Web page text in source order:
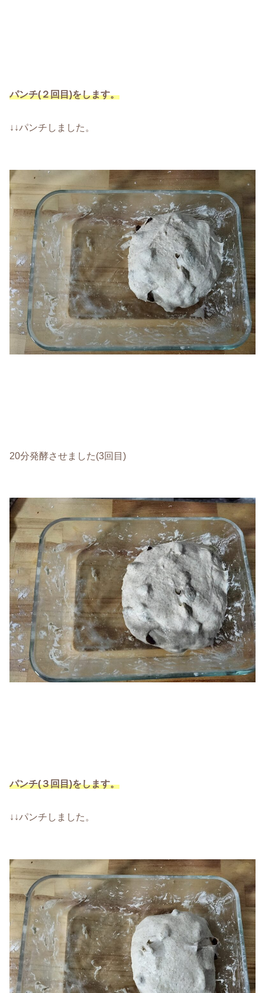
パンチ(２回目)をします。
↓↓パンチしました。
20分発酵させました(3回目)
パンチ(３回目)をします。
↓↓パンチしました。